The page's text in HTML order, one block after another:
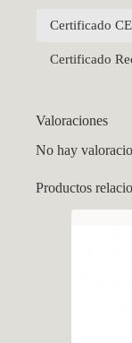
Certificado CE
Certificado
Valoraciones
No hay
Productos